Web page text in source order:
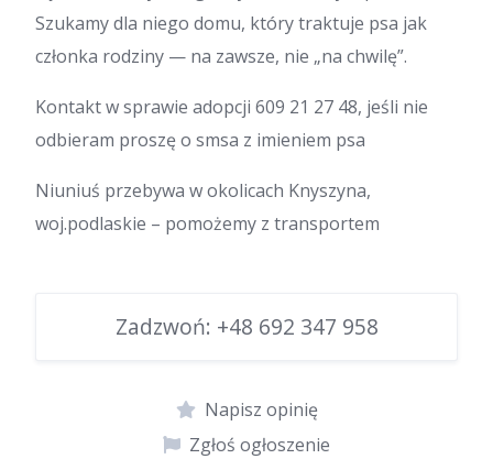
Szukamy dla niego domu, który traktuje psa jak
członka rodziny — na zawsze, nie „na chwilę”.
Kontakt w sprawie adopcji 609 21 27 48, jeśli nie
odbieram proszę o smsa z imieniem psa
Niuniuś przebywa w okolicach Knyszyna,
woj.podlaskie – pomożemy z transportem
Zadzwoń: +48 692 347 958
Napisz opinię
Zgłoś ogłoszenie